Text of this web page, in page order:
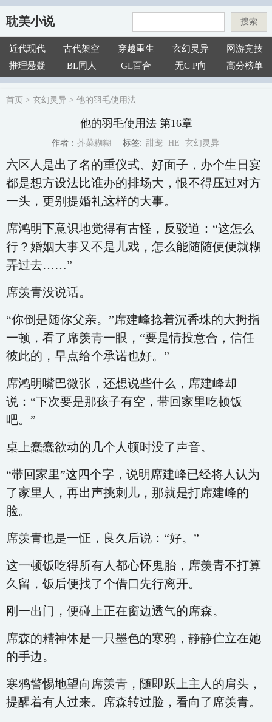
耽美小说 搜索
近代现代 古代架空 穿越重生 玄幻灵异
网游竞技
推理悬疑
BL同人 GL百合 无C P向 高分榜单
首页 > 玄幻灵异 > 他的羽毛使用法
他的羽毛使用法 第16章
作者： 芥菜糊糊 标签: 甜宠 HE 玄幻灵异
六区人是出了名的重仪式、好面子，办个生日宴
都是想方设法比谁办的排场大，恨不得压过对方
一头，更别提婚礼这样的大事。
席鸿明下意识地觉得有古怪，反驳道：“这怎么
行？婚姻大事又不是儿戏，怎么能随随便便就糊
弄过去……”
席羡青没说话。
“你倒是随你父亲。”席建峰捻着沉香珠的大拇指
一顿，看了席羡青一眼，“要是情投意合，信任
彼此的，早点给个承诺也好。”
席鸿明嘴巴微张，还想说些什么，席建峰却
说：“下次要是那孩子有空，带回家里吃顿饭
吧。”
桌上蠢蠢欲动的几个人顿时没了声音。
“带回家里”这四个字，说明席建峰已经将人认为
了家里人，再出声挑刺儿，那就是打席建峰的
脸。
席羡青也是一怔，良久后说：“好。”
这一顿饭吃得所有人都心怀鬼胎，席羡青不打算
久留，饭后便找了个借口先行离开。
刚一出门，便碰上正在窗边透气的席森。
席森的精神体是一只墨色的寒鸦，静静伫立在她
的手边。
寒鸦警惕地望向席羡青，随即跃上主人的肩头，
提醒着有人过来。席森转过脸，看向了席羡青。